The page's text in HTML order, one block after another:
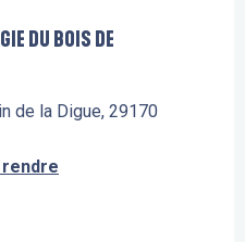
DU BOIS DE
de la Digue, 29170
rendre